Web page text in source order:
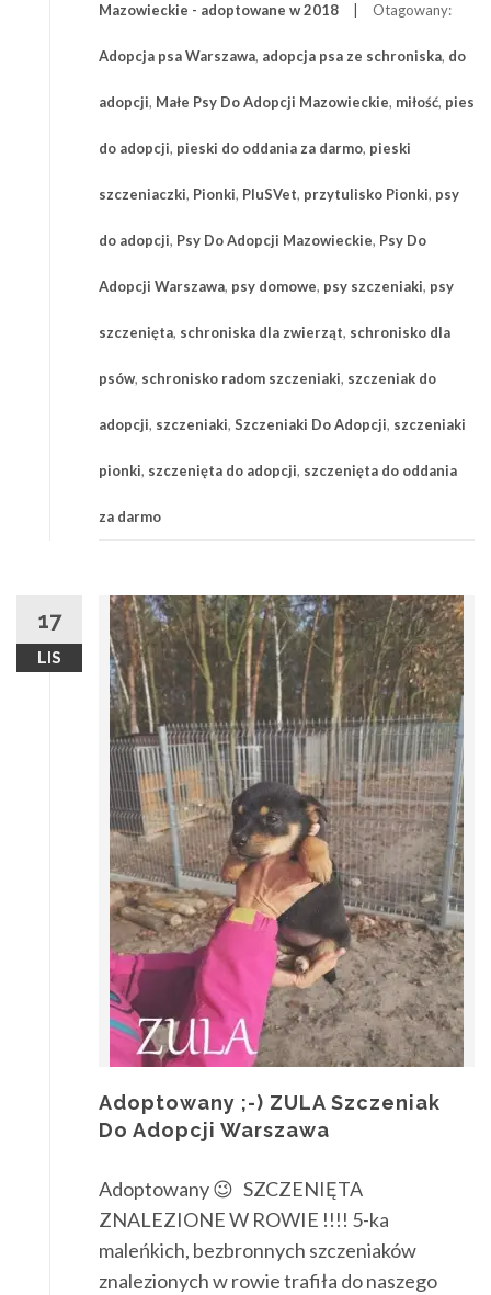
Mazowieckie - adoptowane w 2018 Otagowany:
Adopcja psa Warszawa, adopcja psa ze schroniska, do
adopcji, Małe Psy Do Adopcji Mazowieckie, miłość, pies
do adopcji, pieski do oddania za darmo, pieski
szczeniaczki, Pionki, PluSVet, przytulisko Pionki, psy
do adopcji, Psy Do Adopcji Mazowieckie, Psy Do
Adopcji Warszawa, psy domowe, psy szczeniaki, psy
szczenięta, schroniska dla zwierząt, schronisko dla
psów, schronisko radom szczeniaki, szczeniak do
adopcji, szczeniaki, Szczeniaki Do Adopcji, szczeniaki
pionki, szczenięta do adopcji, szczenięta do oddania
za darmo
17
LIS
Adoptowany ;-) ZULA Szczeniak
Do Adopcji Warszawa
Adoptowany 😉 SZCZENIĘTA
ZNALEZIONE W ROWIE !!!! 5-ka
maleńkich, bezbronnych szczeniaków
znalezionych w rowie trafiła do naszego